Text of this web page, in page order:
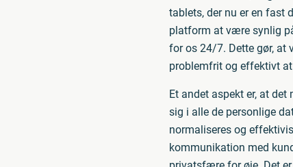
tablets, der nu er en fast
platform at være synlig
for os 24/7. Dette gør, at
problemfrit og effektivt
Et andet aspekt er, at
sig i alle de personlige
normaliseres og
kommunikation med